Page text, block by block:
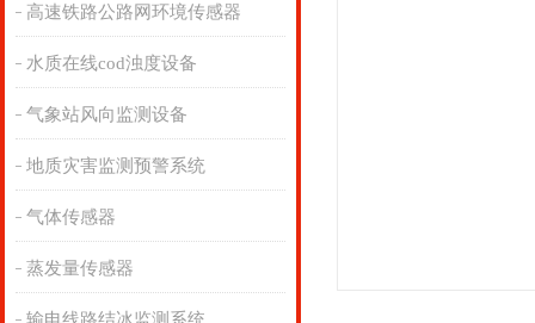
高速铁路公路网环境传感器
水质在线cod浊度设备
气象站风向监测设备
地质灾害监测预警系统
气体传感器
蒸发量传感器